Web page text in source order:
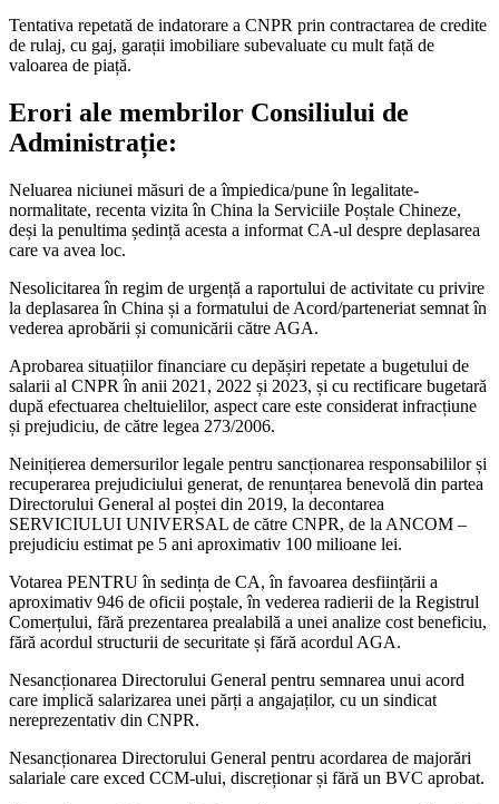
Tentativa repetată de indatorare a CNPR prin contractarea de credite
de rulaj, cu gaj, garații imobiliare subevaluate cu mult față de
valoarea de piață.
Erori ale membrilor Consiliului de
Administrație:
Neluarea niciunei măsuri de a împiedica/pune în legalitate-
normalitate, recenta vizita în China la Serviciile Poștale Chineze,
deși la penultima ședință acesta a informat CA-ul despre deplasarea
care va avea loc.
Nesolicitarea în regim de urgență a raportului de activitate cu privire
la deplasarea în China și a formatului de Acord/parteneriat semnat în
vederea aprobării și comunicării către AGA.
Aprobarea situațiilor financiare cu depășiri repetate a bugetului de
salarii al CNPR în anii 2021, 2022 și 2023, și cu rectificare bugetară
după efectuarea cheltuielilor, aspect care este considerat infracțiune
și prejudiciu, de către legea 273/2006.
Neinițierea demersurilor legale pentru sancționarea responsabililor și
recuperarea prejudiciului generat, de renunțarea benevolă din partea
Directorului General al poștei din 2019, la decontarea
SERVICIULUI UNIVERSAL de către CNPR, de la ANCOM –
prejudiciu estimat pe 5 ani aproximativ 100 milioane lei.
Votarea PENTRU în sedința de CA, în favoarea desființării a
aproximativ 946 de oficii poștale, în vederea radierii de la Registrul
Comerțului, fără prezentarea prealabilă a unei analize cost beneficiu,
fără acordul structurii de securitate și fără acordul AGA.
Nesancționarea Directorului General pentru semnarea unui acord
care implică salarizarea unei părți a angajaților, cu un sindicat
nereprezentativ din CNPR.
Nesancționarea Directorului General pentru acordarea de majorări
salariale care exced CCM-ului, discreționar și fără un BVC aprobat.